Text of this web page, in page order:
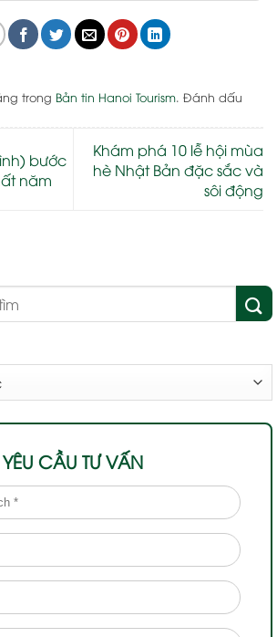
trong Bản tin Hanoi Tourism. Đánh dấu
bước
năm
Khám phá 10 lễ hội mùa
hè Nhật Bản đặc sắc và
sôi động
YÊU CẦU TƯ VẤN